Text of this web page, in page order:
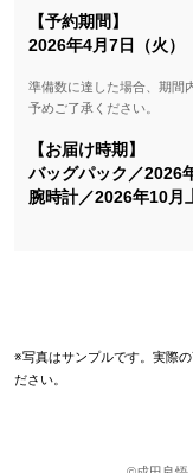
【予約期間】
2026年4月7日（火
準備数に達した場合、期間
予めご了承ください。
【お届け時期】
バッグパック／2026
腕時計／2026年10月
※写真はサンプルです。実際
ださい。